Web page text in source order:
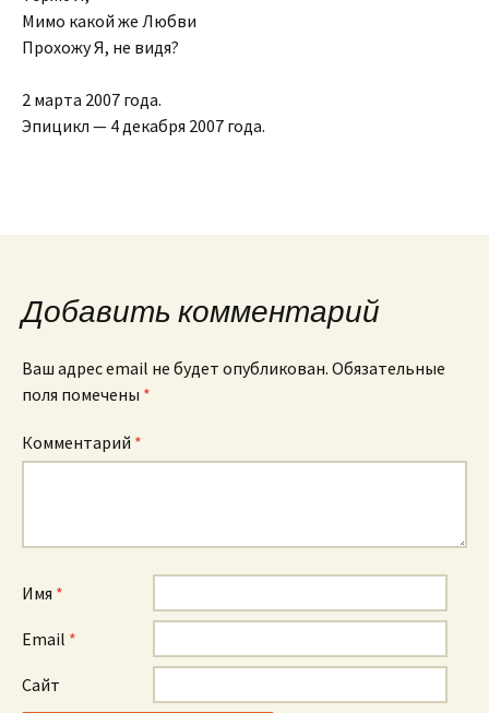
Мимо какой же Любви
Прохожу Я, не видя?
2 марта 2007 года.
Эпицикл — 4 декабря 2007 года.
Добавить комментарий
Ваш адрес email не будет опубликован. Обязательные
поля помечены *
Комментарий *
Имя *
Email *
Сайт